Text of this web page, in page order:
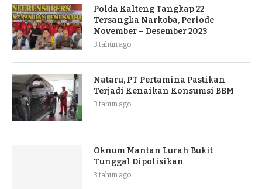
Polda Kalteng Tangkap 22
Tersangka Narkoba, Periode
November – Desember 2023
3 tahun ago
Nataru, PT Pertamina Pastikan
Terjadi Kenaikan Konsumsi BBM
3 tahun ago
Oknum Mantan Lurah Bukit
Tunggal Dipolisikan
3 tahun ago